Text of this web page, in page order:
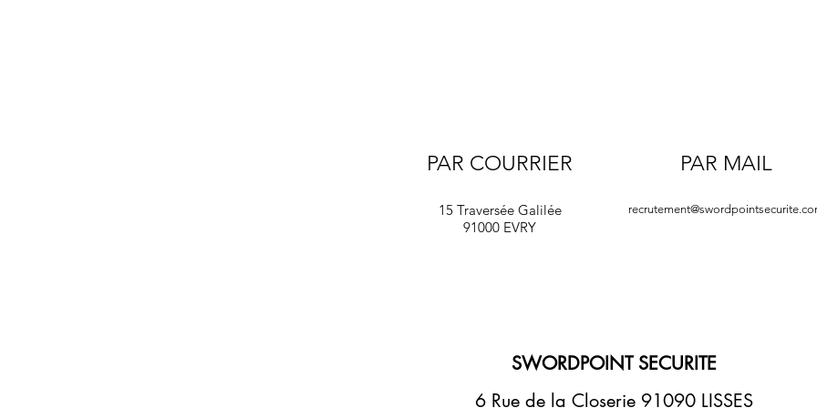
PAR COURRIER
15 Traversée Galilée
91000 EVRY
PAR MAIL
SWORDPOINT SECURITE
6 Rue de la Closerie 91090 LISSES